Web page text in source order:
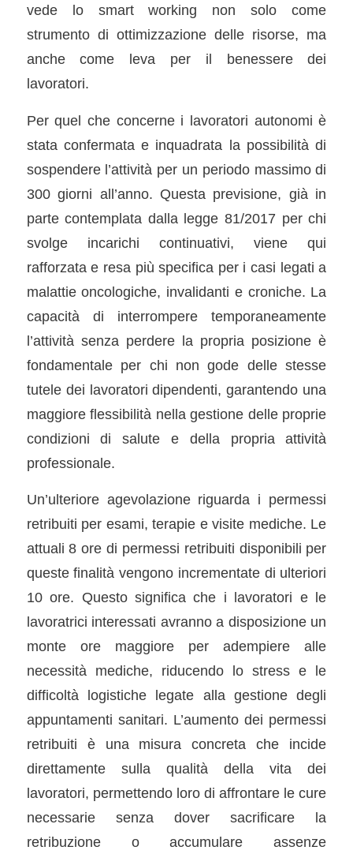
vede lo smart working non solo come
strumento di ottimizzazione delle risorse, ma
anche come leva per il benessere dei
lavoratori.
Per quel che concerne i lavoratori autonomi è
stata confermata e inquadrata la possibilità di
sospendere l’attività per un periodo massimo di
300 giorni all’anno. Questa previsione, già in
parte contemplata dalla legge 81/2017 per chi
svolge incarichi continuativi, viene qui
rafforzata e resa più specifica per i casi legati a
malattie oncologiche, invalidanti e croniche. La
capacità di interrompere temporaneamente
l’attività senza perdere la propria posizione è
fondamentale per chi non gode delle stesse
tutele dei lavoratori dipendenti, garantendo una
maggiore flessibilità nella gestione delle proprie
condizioni di salute e della propria attività
professionale.
Un’ulteriore agevolazione riguarda i permessi
retribuiti per esami, terapie e visite mediche. Le
attuali 8 ore di permessi retribuiti disponibili per
queste finalità vengono incrementate di ulteriori
10 ore. Questo significa che i lavoratori e le
lavoratrici interessati avranno a disposizione un
monte ore maggiore per adempiere alle
necessità mediche, riducendo lo stress e le
difficoltà logistiche legate alla gestione degli
appuntamenti sanitari. L’aumento dei permessi
retribuiti è una misura concreta che incide
direttamente sulla qualità della vita dei
lavoratori, permettendo loro di affrontare le cure
necessarie senza dover sacrificare la
retribuzione o accumulare assenze